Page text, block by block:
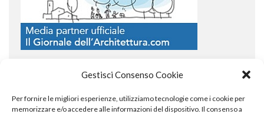
Gestisci Consenso Cookie
Per fornire le migliori esperienze, utilizziamo tecnologie come i cookie per
memorizzare e/o accedere alle informazioni del dispositivo. Il consenso a
COPYRIGHT